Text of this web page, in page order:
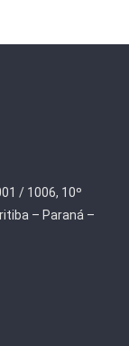
/ 1006, 10º
– Paraná –